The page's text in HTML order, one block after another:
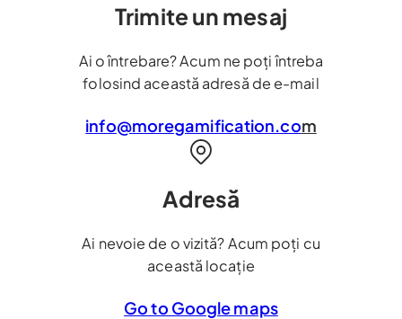
Trimite un mesaj
Ai o întrebare? Acum ne poți întreba
folosind această adresă de e-mail
info@moregamification.com
Adresă
Ai nevoie de o vizită? Acum poți cu
această locație
Go to Google maps